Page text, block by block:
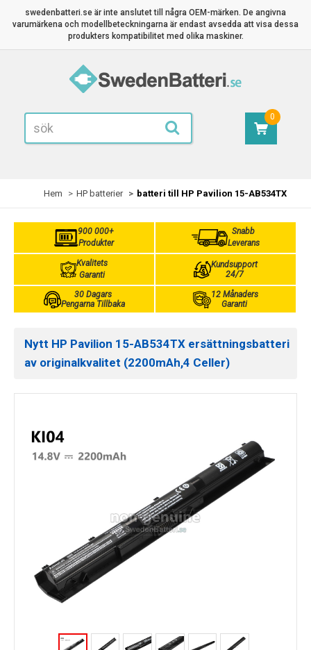
swedenbatteri.se är inte anslutet till några OEM-märken. De angivna
varumärkena och modellbeteckningarna är endast avsedda att visa dessa
produkters kompatibilitet med olika maskiner.
0
Hem HP batterier batteri till HP Pavilion 15-AB534TX
900 000+
Produkter
Snabb
Leverans
Kvalitets
Garanti
Kundsupport
24/7
30 Dagars
Pengarna Tillbaka
12 Månaders
Garanti
Nytt HP Pavilion 15-AB534TX ersättningsbatteri
av originalkvalitet (2200mAh,4 Celler)